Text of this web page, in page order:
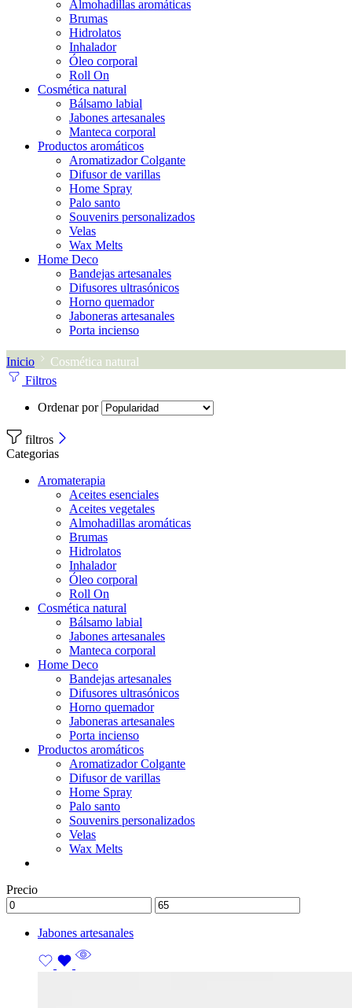
Almohadillas aromáticas
Brumas
Hidrolatos
Inhalador
Óleo corporal
Roll On
Cosmética natural
Bálsamo labial
Jabones artesanales
Manteca corporal
Productos aromáticos
Aromatizador Colgante
Difusor de varillas
Home Spray
Palo santo
Souvenirs personalizados
Velas
Wax Melts
Home Deco
Bandejas artesanales
Difusores ultrasónicos
Horno quemador
Jaboneras artesanales
Porta incienso
Inicio
Cosmética natural
Filtros
Ordenar por
filtros
Categorias
Aromaterapia
Aceites esenciales
Aceites vegetales
Almohadillas aromáticas
Brumas
Hidrolatos
Inhalador
Óleo corporal
Roll On
Cosmética natural
Bálsamo labial
Jabones artesanales
Manteca corporal
Home Deco
Bandejas artesanales
Difusores ultrasónicos
Horno quemador
Jaboneras artesanales
Porta incienso
Productos aromáticos
Aromatizador Colgante
Difusor de varillas
Home Spray
Palo santo
Souvenirs personalizados
Velas
Wax Melts
Precio
Jabones artesanales